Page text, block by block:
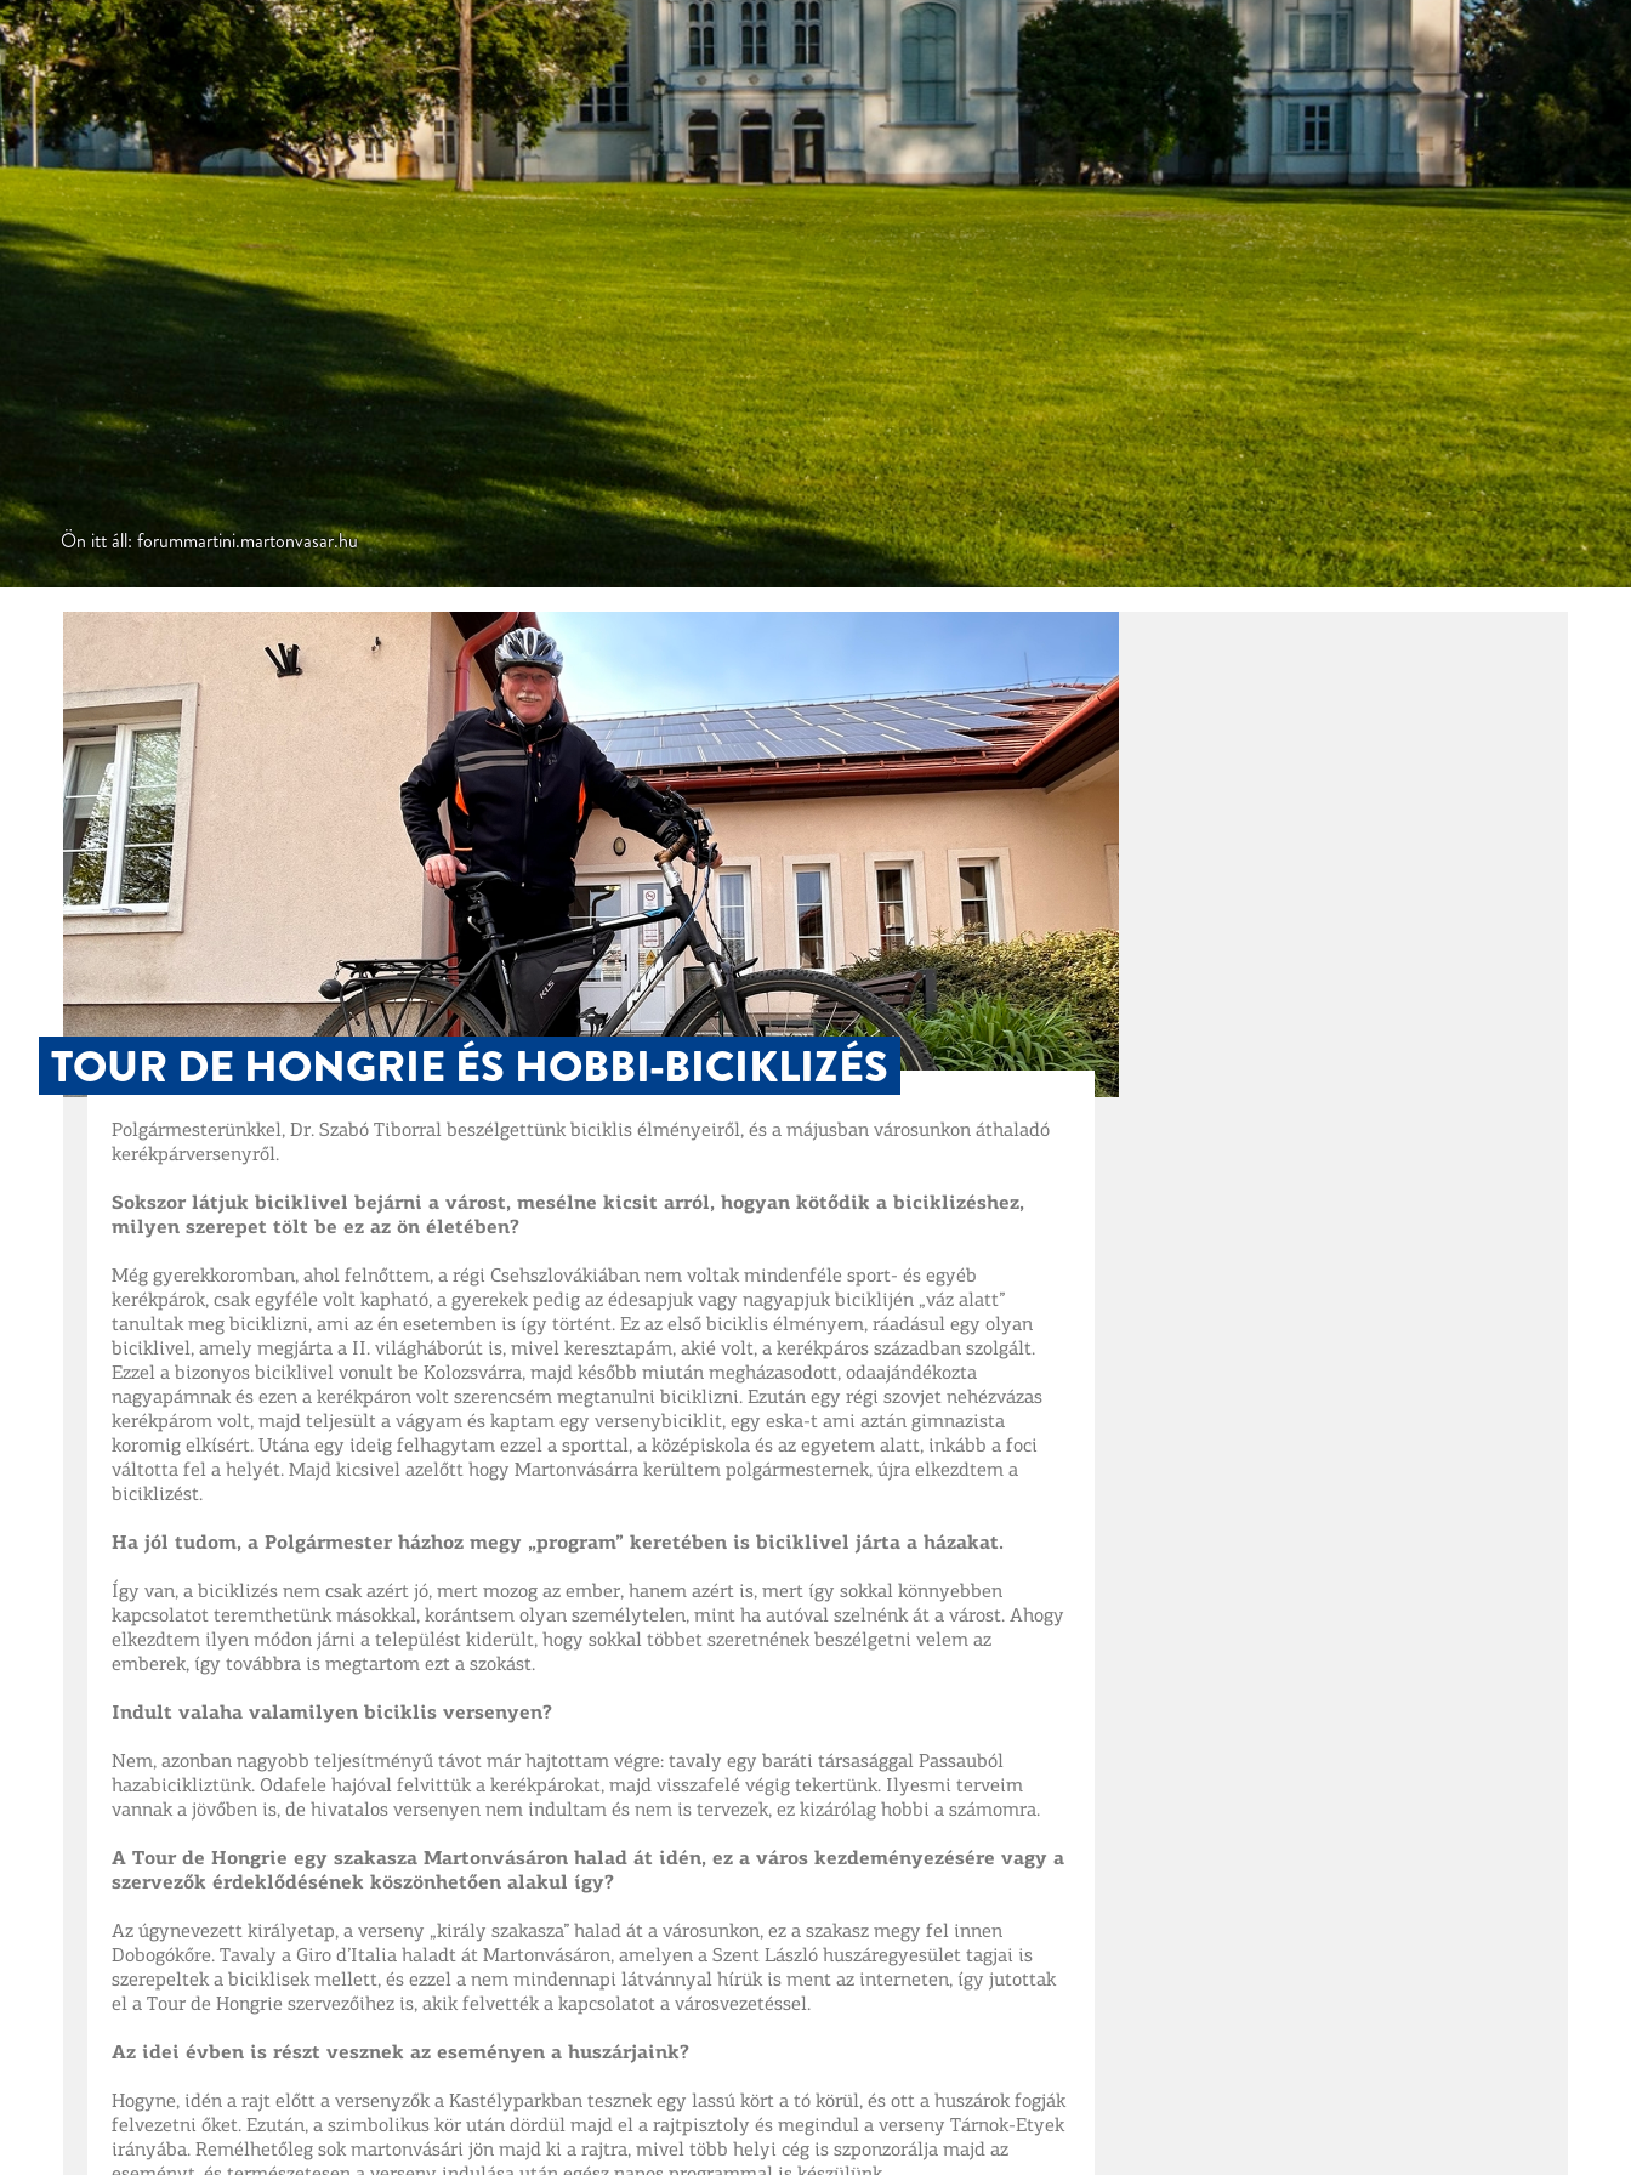
Ön itt áll: forummartini.martonvasar.hu
TOUR DE HONGRIE ÉS HOBBI-BICIKLIZÉS
Polgármesterünkkel, Dr. Szabó Tiborral beszélgettünk biciklis élményeiről, és a májusban városunkon áthaladó
kerékpárversenyről.
Sokszor látjuk biciklivel bejárni a várost, mesélne kicsit arról, hogyan kötődik a biciklizéshez,
milyen szerepet tölt be ez az ön életében?
Még gyerekkoromban, ahol felnőttem, a régi Csehszlovákiában nem voltak mindenféle sport- és egyéb
kerékpárok, csak egyféle volt kapható, a gyerekek pedig az édesapjuk vagy nagyapjuk biciklijén „váz alatt”
tanultak meg biciklizni, ami az én esetemben is így történt. Ez az első biciklis élményem, ráadásul egy olyan
biciklivel, amely megjárta a II. világháborút is, mivel keresztapám, akié volt, a kerékpáros században szolgált.
Ezzel a bizonyos biciklivel vonult be Kolozsvárra, majd később miután megházasodott, odaajándékozta
nagyapámnak és ezen a kerékpáron volt szerencsém megtanulni biciklizni. Ezután egy régi szovjet nehézvázas
kerékpárom volt, majd teljesült a vágyam és kaptam egy versenybiciklit, egy eska-t ami aztán gimnazista
koromig elkísért. Utána egy ideig felhagytam ezzel a sporttal, a középiskola és az egyetem alatt, inkább a foci
váltotta fel a helyét. Majd kicsivel azelőtt hogy Martonvásárra kerültem polgármesternek, újra elkezdtem a
biciklizést.
Ha jól tudom, a Polgármester házhoz megy „program” keretében is biciklivel járta a házakat.
Így van, a biciklizés nem csak azért jó, mert mozog az ember, hanem azért is, mert így sokkal könnyebben
kapcsolatot teremthetünk másokkal, korántsem olyan személytelen, mint ha autóval szelnénk át a várost. Ahogy
elkezdtem ilyen módon járni a települést kiderült, hogy sokkal többet szeretnének beszélgetni velem az
emberek, így továbbra is megtartom ezt a szokást.
Indult valaha valamilyen biciklis versenyen?
Nem, azonban nagyobb teljesítményű távot már hajtottam végre: tavaly egy baráti társasággal Passauból
hazabicikliztünk. Odafele hajóval felvittük a kerékpárokat, majd visszafelé végig tekertünk. Ilyesmi terveim
vannak a jövőben is, de hivatalos versenyen nem indultam és nem is tervezek, ez kizárólag hobbi a számomra.
A Tour de Hongrie egy szakasza Martonvásáron halad át idén, ez a város kezdeményezésére vagy a
szervezők érdeklődésének köszönhetően alakul így?
Az úgynevezett királyetap, a verseny „király szakasza” halad át a városunkon, ez a szakasz megy fel innen
Dobogókőre. Tavaly a Giro d’Italia haladt át Martonvásáron, amelyen a Szent László huszáregyesület tagjai is
szerepeltek a biciklisek mellett, és ezzel a nem mindennapi látvánnyal hírük is ment az interneten, így jutottak
el a Tour de Hongrie szervezőihez is, akik felvették a kapcsolatot a városvezetéssel.
Az idei évben is részt vesznek az eseményen a huszárjaink?
Hogyne, idén a rajt előtt a versenyzők a Kastélyparkban tesznek egy lassú kört a tó körül, és ott a huszárok fogják
felvezetni őket. Ezután, a szimbolikus kör után dördül majd el a rajtpisztoly és megindul a verseny Tárnok-Etyek
irányába. Remélhetőleg sok martonvásári jön majd ki a rajtra, mivel több helyi cég is szponzorálja majd az